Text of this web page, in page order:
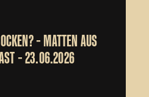
– MATTEN AUS
– 23.06.2026